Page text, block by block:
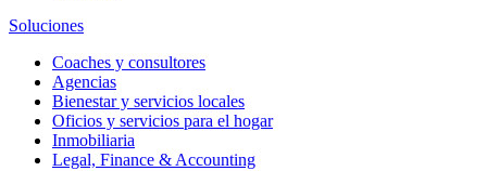
Soluciones
Coaches y consultores
Agencias
Bienestar y servicios locales
Oficios y servicios para el hogar
Inmobiliaria
Legal, Finance & Accounting